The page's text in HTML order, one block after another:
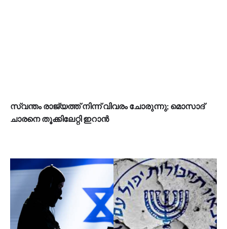
സ്വന്തം രാജ്യത്ത് നിന്ന് വിവരം ചോരുന്നു; മൊസാദ്
ചാരനെ തൂക്കിലേറ്റി ഇറാൻ